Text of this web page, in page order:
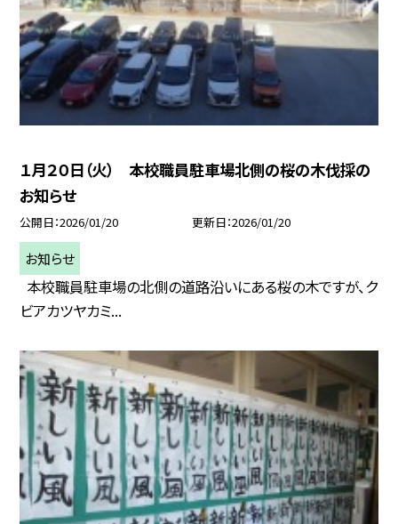
１月２０日（火） 本校職員駐車場北側の桜の木伐採の
お知らせ
公開日 2026/01/20 更新日 2026/01/20
お知らせ
本校職員駐車場の北側の道路沿いにある桜の木ですが、ク
ビアカツヤカミ...